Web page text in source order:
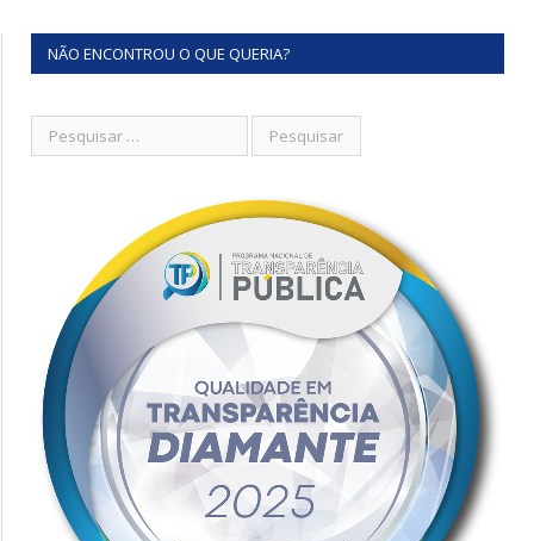
NÃO ENCONTROU O QUE QUERIA?